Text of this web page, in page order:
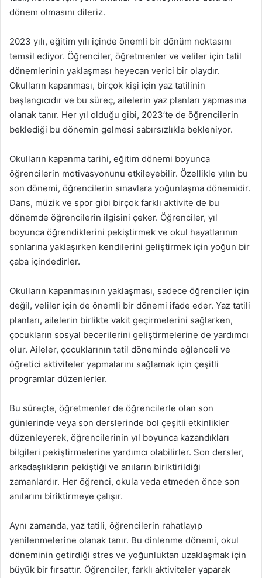
dönem olmasını dileriz.
2023 yılı, eğitim yılı içinde önemli bir dönüm noktasını
temsil ediyor. Öğrenciler, öğretmenler ve veliler için tatil
dönemlerinin yaklaşması heyecan verici bir olaydır.
Okulların kapanması, birçok kişi için yaz tatilinin
başlangıcıdır ve bu süreç, ailelerin yaz planları yapmasına
olanak tanır. Her yıl olduğu gibi, 2023’te de öğrencilerin
beklediği bu dönemin gelmesi sabırsızlıkla bekleniyor.
Okulların kapanma tarihi, eğitim dönemi boyunca
öğrencilerin motivasyonunu etkileyebilir. Özellikle yılın bu
son dönemi, öğrencilerin sınavlara yoğunlaşma dönemidir.
Dans, müzik ve spor gibi birçok farklı aktivite de bu
dönemde öğrencilerin ilgisini çeker. Öğrenciler, yıl
boyunca öğrendiklerini pekiştirmek ve okul hayatlarının
sonlarına yaklaşırken kendilerini geliştirmek için yoğun bir
çaba içindedirler.
Okulların kapanmasının yaklaşması, sadece öğrenciler için
değil, veliler için de önemli bir dönemi ifade eder. Yaz tatili
planları, ailelerin birlikte vakit geçirmelerini sağlarken,
çocukların sosyal becerilerini geliştirmelerine de yardımcı
olur. Aileler, çocuklarının tatil döneminde eğlenceli ve
öğretici aktiviteler yapmalarını sağlamak için çeşitli
programlar düzenlerler.
Bu süreçte, öğretmenler de öğrencilerle olan son
günlerinde veya son derslerinde bol çeşitli etkinlikler
düzenleyerek, öğrencilerinin yıl boyunca kazandıkları
bilgileri pekiştirmelerine yardımcı olabilirler. Son dersler,
arkadaşlıkların pekiştiği ve anıların biriktirildiği
zamanlardır. Her öğrenci, okula veda etmeden önce son
anılarını biriktirmeye çalışır.
Aynı zamanda, yaz tatili, öğrencilerin rahatlayıp
yenilenmelerine olanak tanır. Bu dinlenme dönemi, okul
döneminin getirdiği stres ve yoğunluktan uzaklaşmak için
büyük bir fırsattır. Öğrenciler, farklı aktiviteler yaparak